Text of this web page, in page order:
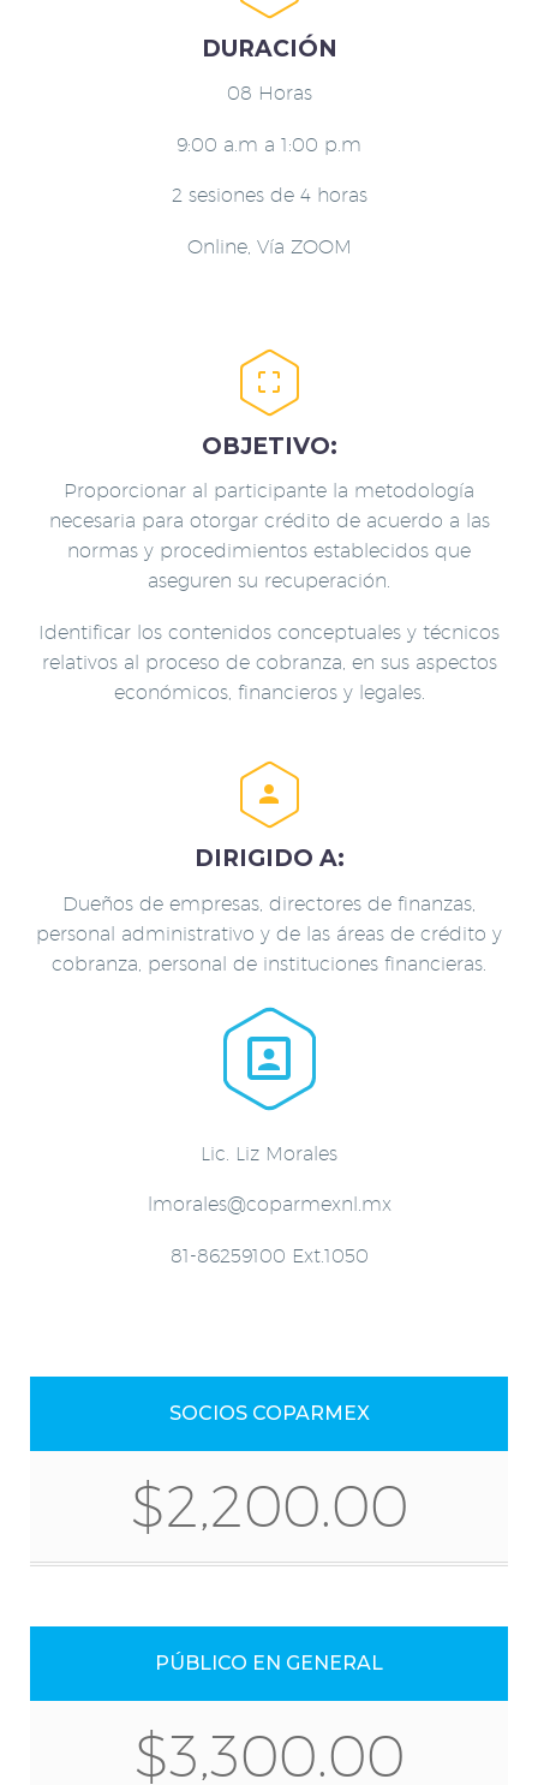
DURACIÓN
08 Horas
9:00 a.m a 1:00 p.m
2 sesiones de 4 horas
Online, Vía ZOOM


OBJETIVO:
Proporcionar al participante la metodología
necesaria para otorgar crédito de acuerdo a las
normas y procedimientos establecidos que
aseguren su recuperación.
Identificar los contenidos conceptuales y técnicos
relativos al proceso de cobranza, en sus aspectos
económicos, financieros y legales.


DIRIGIDO A:
Dueños de empresas, directores de finanzas,
personal administrativo y de las áreas de crédito y
cobranza, personal de instituciones financieras.


Lic. Liz Morales
lmorales@coparmexnl.mx
81-86259100 Ext.1050
SOCIOS COPARMEX
$2,200.00
PÚBLICO EN GENERAL
$3,300.00